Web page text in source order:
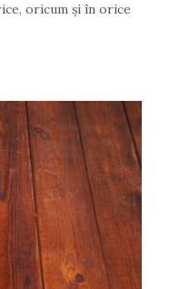
oricum și în orice